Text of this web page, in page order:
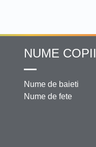
NUME COPII
Nume de baieti
Nume de fete